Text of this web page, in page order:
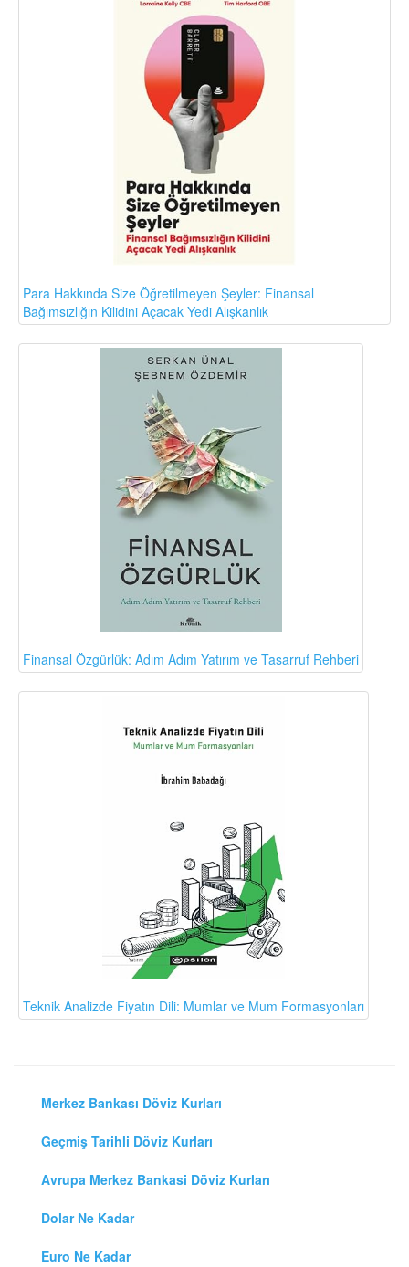
Para Hakkında Size Öğretilmeyen Şeyler: Finansal
Bağımsızlığın Kilidini Açacak Yedi Alışkanlık
Finansal Özgürlük: Adım Adım Yatırım ve Tasarruf Rehberi
Teknik Analizde Fiyatın Dili: Mumlar ve Mum Formasyonları
Merkez Bankası Döviz Kurları
Geçmiş Tarihli Döviz Kurları
Avrupa Merkez Bankasi Döviz Kurları
Dolar Ne Kadar
Euro Ne Kadar